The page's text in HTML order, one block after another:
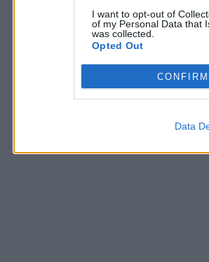
I want to opt-out of
of my Personal Data that
was collected.
Opted Out
CONFIRM
Data